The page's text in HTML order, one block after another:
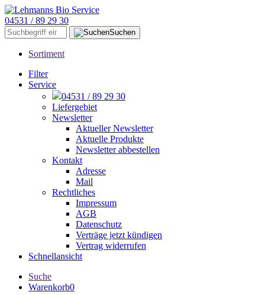
04531 / 89 29 30
Suchen
Sortiment
Filter
Service
04531 / 89 29 30
Liefergebiet
Newsletter
Aktueller Newsletter
Aktuelle Produkte
Newsletter abbestellen
Kontakt
Adresse
Mail
Rechtliches
Impressum
AGB
Datenschutz
Verträge jetzt kündigen
Vertrag widerrufen
Schnellansicht
Suche
Warenkorb0